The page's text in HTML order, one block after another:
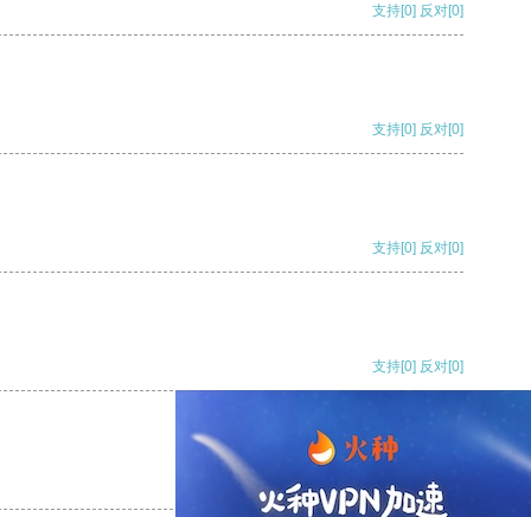
支持[0] 反对[0]
支持[0] 反对[0]
支持[0] 反对[0]
支持[0] 反对[0]
支持 反对